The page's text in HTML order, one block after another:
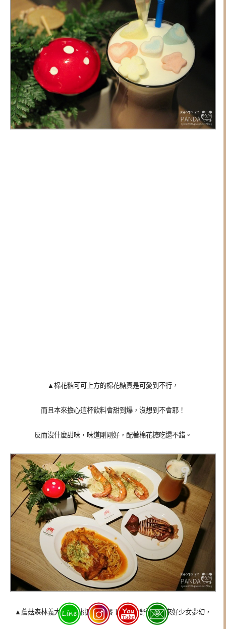
▲棉花糖可可上方的棉花糖真是可愛到不行，
而且本來擔心這杯飲料會甜到爆，沒想到不會耶！
反而沒什麼甜味，味道剛剛好，配著棉花糖吃還不錯。
▲蘑菇森林義大利麵坊桃園店用餐下來環境舒適拍起來好少女夢幻，